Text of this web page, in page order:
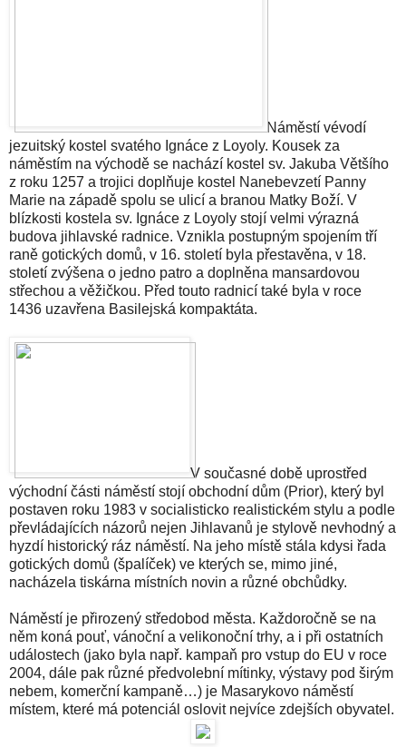
Náměstí vévodí
jezuitský kostel svatého Ignáce z Loyoly. Kousek za
náměstím na východě se nachází kostel sv. Jakuba Většího
z roku 1257 a trojici doplňuje kostel Nanebevzetí Panny
Marie na západě spolu se ulicí a branou Matky Boží. V
blízkosti kostela sv. Ignáce z Loyoly stojí velmi výrazná
budova jihlavské radnice. Vznikla postupným spojením tří
raně gotických domů, v 16. století byla přestavěna, v 18.
století zvýšena o jedno patro a doplněna mansardovou
střechou a věžičkou. Před touto radnicí také byla v roce
1436 uzavřena Basilejská kompaktáta.
V současné době uprostřed
východní části náměstí stojí obchodní dům (Prior), který byl
postaven roku 1983 v socialisticko realistickém stylu a podle
převládajících názorů nejen Jihlavanů je stylově nevhodný a
hyzdí historický ráz náměstí. Na jeho místě stála kdysi řada
gotických domů (špalíček) ve kterých se, mimo jiné,
nacházela tiskárna místních novin a různé obchůdky.
Náměstí je přirozený středobod města. Každoročně se na
něm koná pouť, vánoční a velikonoční trhy, a i při ostatních
událostech (jako byla např. kampaň pro vstup do EU v roce
2004, dále pak různé předvolební mítinky, výstavy pod širým
nebem, komerční kampaně…) je Masarykovo náměstí
místem, které má potenciál oslovit nejvíce zdejších obyvatel.